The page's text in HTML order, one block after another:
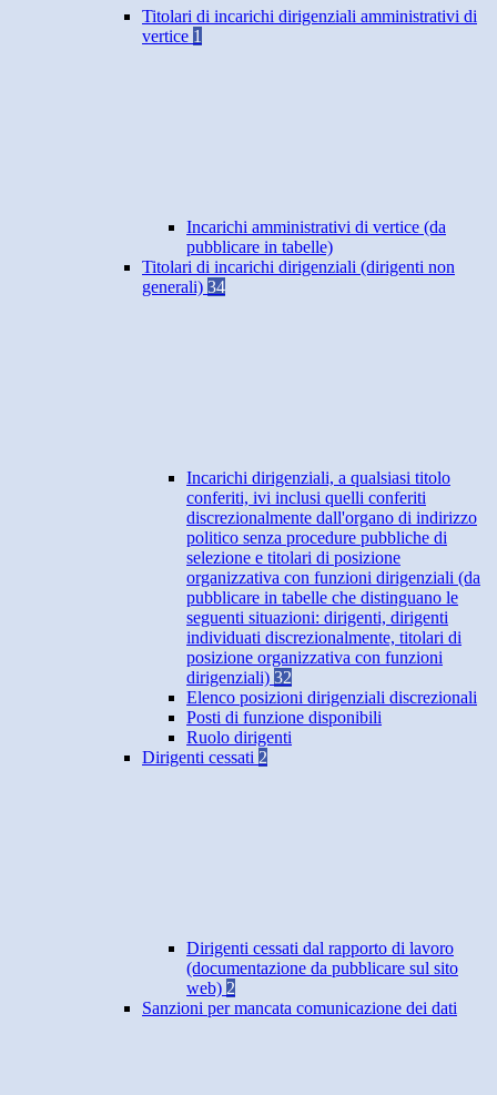
Titolari di incarichi dirigenziali amministrativi di
vertice 1
Incarichi amministrativi di vertice (da
pubblicare in tabelle)
Titolari di incarichi dirigenziali (dirigenti non
generali) 34
Incarichi dirigenziali, a qualsiasi titolo
conferiti, ivi inclusi quelli conferiti
discrezionalmente dall'organo di indirizzo
politico senza procedure pubbliche di
selezione e titolari di posizione
organizzativa con funzioni dirigenziali (da
pubblicare in tabelle che distinguano le
seguenti situazioni: dirigenti, dirigenti
individuati discrezionalmente, titolari di
posizione organizzativa con funzioni
dirigenziali) 32
Elenco posizioni dirigenziali discrezionali
Posti di funzione disponibili
Ruolo dirigenti
Dirigenti cessati 2
Dirigenti cessati dal rapporto di lavoro
(documentazione da pubblicare sul sito
web) 2
Sanzioni per mancata comunicazione dei dati